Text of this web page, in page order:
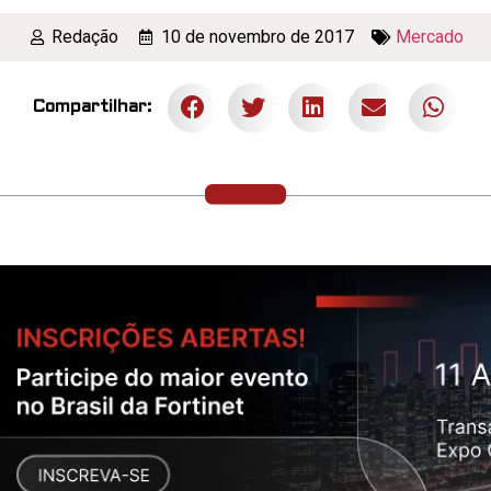
Redação 10 de novembro de 2017 Mercado
Compartilhar: